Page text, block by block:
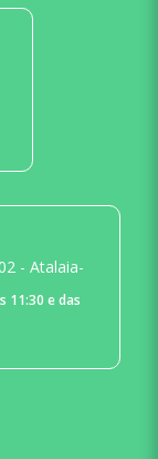
- Atalaia-
11:30 e das